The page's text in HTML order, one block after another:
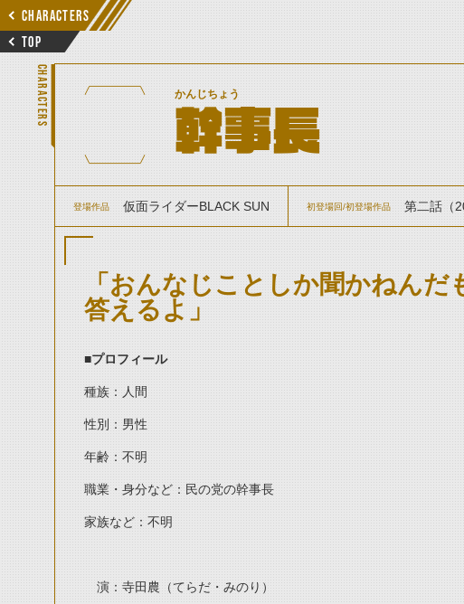
CHARACTERS
TOP
CHARACTERS かんじちょう
幹事長
登場作品 仮面ライダーBLACK SUN 初登場回/初登場作品 第二話（
「おんなじことしか聞かねんだ
答えるよ」
■プロフィール
種族：人間
性別：男性
年齢：不明
職業・身分など：民の党の幹事長
家族など：不明
演：寺田農（てらだ・みのり）